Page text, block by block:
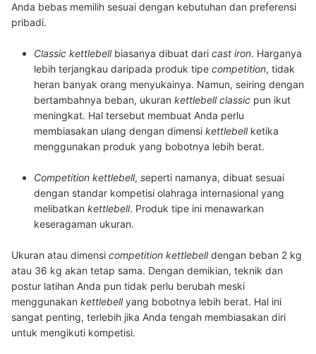
Anda bebas memilih sesuai dengan kebutuhan dan preferensi
pribadi.
Classic kettlebell biasanya dibuat dari cast iron. Harganya
lebih terjangkau daripada produk tipe competition, tidak
heran banyak orang menyukainya. Namun, seiring dengan
bertambahnya beban, ukuran kettlebell classic pun ikut
meningkat. Hal tersebut membuat Anda perlu
membiasakan ulang dengan dimensi kettlebell ketika
menggunakan produk yang bobotnya lebih berat.
Competition kettlebell, seperti namanya, dibuat sesuai
dengan standar kompetisi olahraga internasional yang
melibatkan kettlebell. Produk tipe ini menawarkan
keseragaman ukuran.
Ukuran atau dimensi competition kettlebell dengan beban 2 kg
atau 36 kg akan tetap sama. Dengan demikian, teknik dan
postur latihan Anda pun tidak perlu berubah meski
menggunakan kettlebellyang bobotnya lebih berat. Hal ini
sangat penting, terlebih jika Anda tengah membiasakan diri
untuk mengikuti kompetisi.